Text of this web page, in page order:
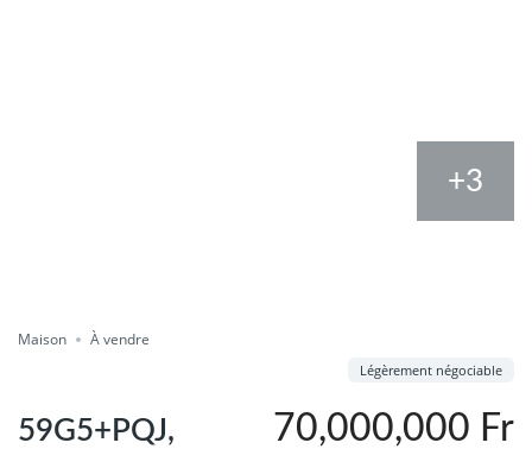
Partager
+3
Maison À vendre
59G5+PQJ,
70,000,000 Fr
Légèrement négociable